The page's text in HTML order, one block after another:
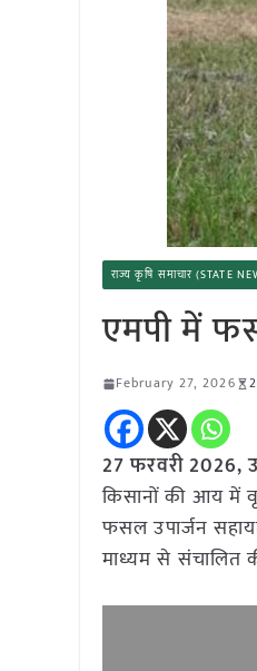
राज्य कृषि समाचार (STATE
एमपी में
February 27, 2026
27 फरवरी 2026,
किसानों की आय में
फसल उपार्जन
माध्यम से संचालित